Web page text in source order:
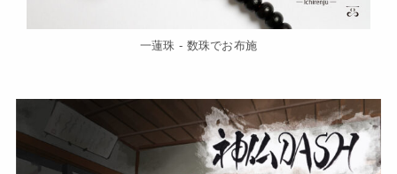
一蓮珠 - 数珠でお布施